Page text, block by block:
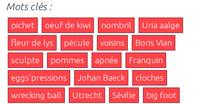
Mots clés :
pichet oeuf de kiwi nombril
Uria aalge
fleur de lys
pécule voisins
Boris Vian
sculpte
pommes apnée
Franquin
eggs'pressions
Johan Baeck
cloches
wrecking ball
Utrecht Séville
big foot